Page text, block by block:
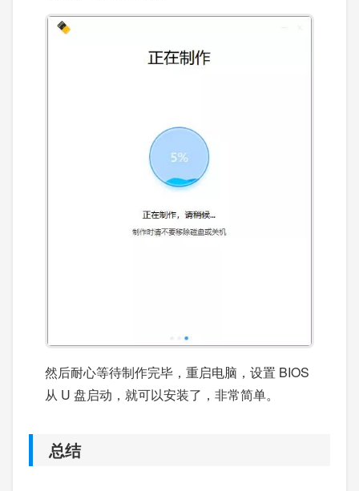
然后耐心等待制作完毕，重启电脑，设置 BIOS
从 U 盘启动，就可以安装了，非常简单。
总结